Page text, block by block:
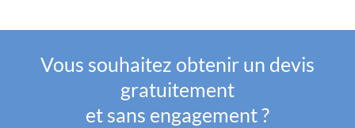
Vous souhaitez obtenir un devis
gratuitement
et sans engagement ?